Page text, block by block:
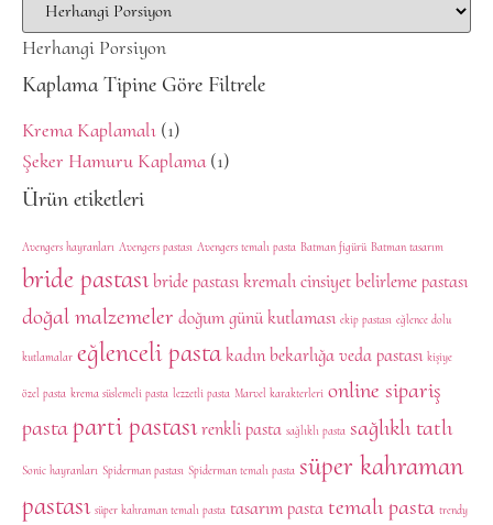
Herhangi Porsiyon
Kaplama Tipine Göre Filtrele
Krema Kaplamalı (1)
Şeker Hamuru Kaplama (1)
Ürün etiketleri
Avengers hayranları Avengers pastası Avengers temalı pasta Batman figürü Batman tasarım
bride pastası bride pastası kremalı cinsiyet belirleme pastası
doğal malzemeler doğum günü kutlaması ekip pastası eğlence dolu
kutlamalar eğlenceli pasta kadın bekarlığa veda pastası kişiye
özel pasta krema süslemeli pasta lezzetli pasta Marvel karakterleri online sipariş
pastaparti pastası renkli pasta sağlıklı pasta sağlıklı tatlı
Sonic hayranları Spiderman pastası Spiderman temalı pasta süper kahraman
pastası süper kahraman temalı pasta tasarım pasta temalı pasta trendy